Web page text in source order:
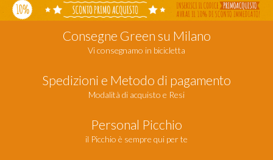
Consegne Green su Milano
Vi consegnamo in bicicletta
Spedizioni e Metodo di pagamento
Modalità di acquisto e Resi
Personal Picchio
il Picchio è sempre qui per te